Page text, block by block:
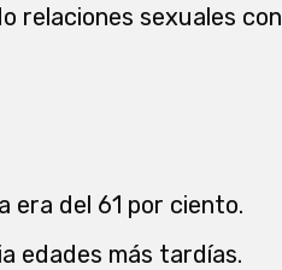
relaciones sexuales con
era del 61 por ciento.
edades más tardías.